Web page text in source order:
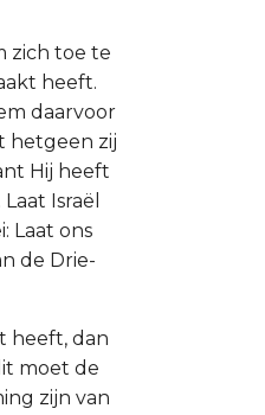
zich toe te
heeft.
daarvoor
hetgeen zij
Hij heeft
Israël
Laat ons
de Drie-
heeft, dan
moet de
zijn van